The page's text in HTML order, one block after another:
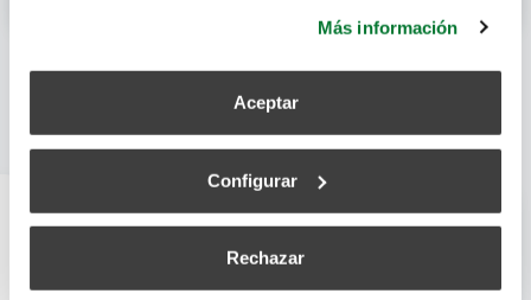
Más información
Aceptar
Configurar
Rechazar